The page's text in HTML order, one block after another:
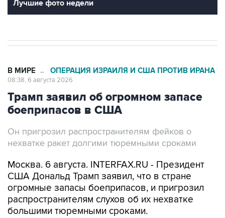
Лучшие фото недели
В МИРЕ → ОПЕРАЦИЯ ИЗРАИЛЯ И США ПРОТИВ ИРАНА
08:38, 6 августа 2026
Трамп заявил об огромном запасе
боеприпасов в США
Он пригрозил распространителям фейков о
нехватке ракет долгими тюремными сроками
Москва. 6 августа. INTERFAX.RU - Президент
США Дональд Трамп заявил, что в стране
огромные запасы боеприпасов, и пригрозил
распространителям слухов об их нехватке
большими тюремными сроками.